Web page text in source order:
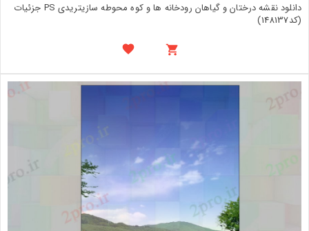
دانلود نقشه درختان و گیاهان رودخانه ها و کوه محوطه سازیتریدی PS جزئیات
(کد148137)